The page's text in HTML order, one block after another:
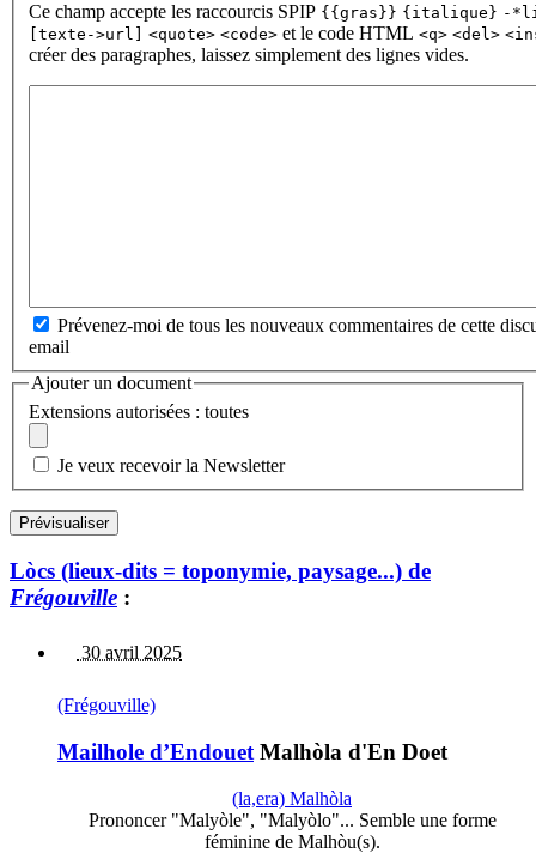
Ce champ accepte les raccourcis SPIP {{gras}} {italique} -
[texte->url]
<quote> <code> et le code HTML <q> <del>
créer des paragraphes, laissez simplement des lignes vides.
Prévenez-moi de tous les nouveaux commentaires de cette
email
Ajouter un document
Extensions autorisées : toutes
Je veux recevoir la Newsletter
Lòcs (lieux-dits = toponymie, paysage...) de
Frégouville :
30 avril 2025
(Frégouville)
Mailhole d’Endouet Malhòla d'En Doet
(la,era) Malhòla
Prononcer "Malyòle", "Malyòlo"... Semble une forme
féminine de Malhòu(s).